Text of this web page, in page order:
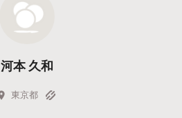
河本 久和
東京都